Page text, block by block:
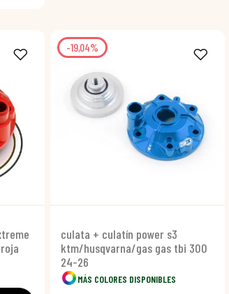
-19,04%
culata + culatín power s3
ktm/husqvarna/gas gas tbi 300
24-26
MÁS COLORES DISPONIBLES